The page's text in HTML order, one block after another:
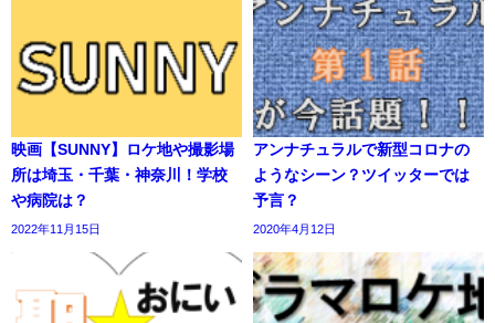
映画【SUNNY】ロケ地や撮影場
所は埼玉・千葉・神奈川！学校
や病院は？
2022年11月15日
アンナチュラルで新型コロナの
ようなシーン？ツイッターでは
予言？
2020年4月12日